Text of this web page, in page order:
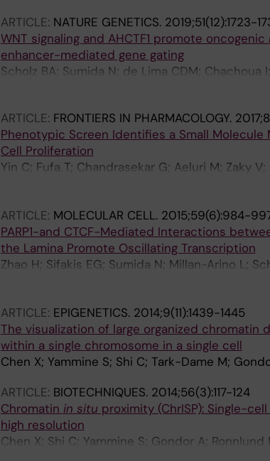
ARTICLE: NATURE GENETICS. 2019;51(12):1723-
WNT signaling and AHCTF1 promote oncogenic
enhancer-mediated gene gating
Scholz BA; Sumida N; de Lima CDM; Chachoua
ARTICLE: FRONTIERS IN PHARMACOLOGY.
Phenotypic Screen Identifies a Small Molecule
Cell Proliferation
Yin C; Fufa T; Chandrasekar G; Aeluri M; Zaky
Varnoosfaderani FS; Mahalingam J; Liu J;
ARTICLE: MOLECULAR CELL. 2015;59(6):984-
PARP1-and CTCF-Mediated Interactions
the Lamina Promote Oscillating Transcription
Zhao H; Sifakis EG; Sumida N; Millan-Arino L;
AL; de Lima CDM; Varnoosfaderani FS; Shi C;
ARTICLE: EPIGENETICS. 2014;9(11):1439-1445
The visualization of large organized chromatin
within a single chromosome in a single cell
Chen X; Yammine S; Shi C; Tark-Dame M;
ARTICLE: BIOTECHNIQUES. 2014;56(3):117-124
Chromatin in situ proximity (ChrISP): Single-
high resolution
Chen X; Shi C; Yammine S; Gondor A;